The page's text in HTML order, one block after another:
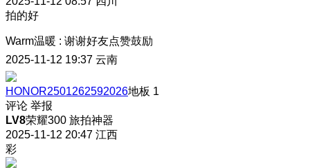
拍的好
Warm温暖 : 谢谢好友点赞鼓励
2025-11-12 19:37 云南
HONOR2501262592026地板 1
评论 举报
LV8荣耀300 旅拍神器
2025-11-12 20:47 江西
彩